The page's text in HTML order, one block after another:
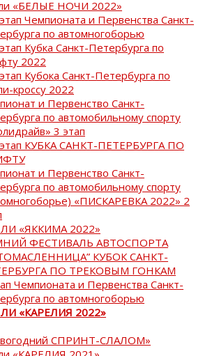
«БЕЛЫЕ НОЧИ 2022»
Чемпионата и Первенства Санкт-
по автомногоборью
Кубка Санкт-Петербурга по
2022
Кубока Санкт-Петербурга по
кроссу 2022
и Первенство Санкт-
по автомобильному спорту
3 этап
КУБКА САНКТ-ПЕТЕРБУРГА ПО
и Первенство Санкт-
по автомобильному спорту
«ПИСКАРЕВКА 2022» 2
«ЯККИМА 2022»
ФЕСТИВАЛЬ АВТОСПОРТА
КУБОК САНКТ-
ПО ТРЕКОВЫМ ГОНКАМ
Чемпионата и Первенства Санкт-
по автомногоборью
«КАРЕЛИЯ 2022»
СПРИНТ-СЛАЛОМ»